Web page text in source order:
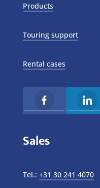
Products
Touring support
Rental cases
Sales
Tel.: +31 30 241 4070